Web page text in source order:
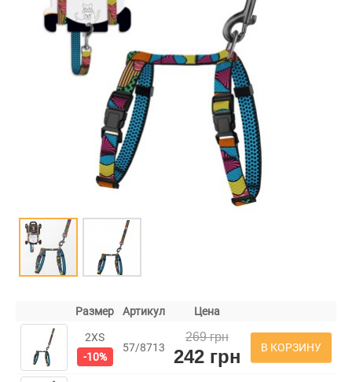
Размер Артикул Цена
2XS
-10%
57/8713
269 грн
242 грн В КОРЗИНУ